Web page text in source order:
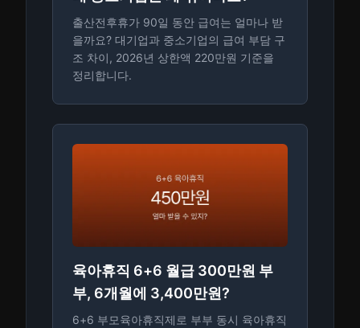
출산전후휴가 90일 동안 급여는 얼마나 받
을까요? 대기업과 중소기업의 급여 부담 구
조 차이, 2026년 상한액 220만원 기준을
정리합니다.
육아휴직 6+6 월급 300만원 부
부, 6개월에 3,400만원?
6+6 부모육아휴직제로 부부 동시 육아휴직